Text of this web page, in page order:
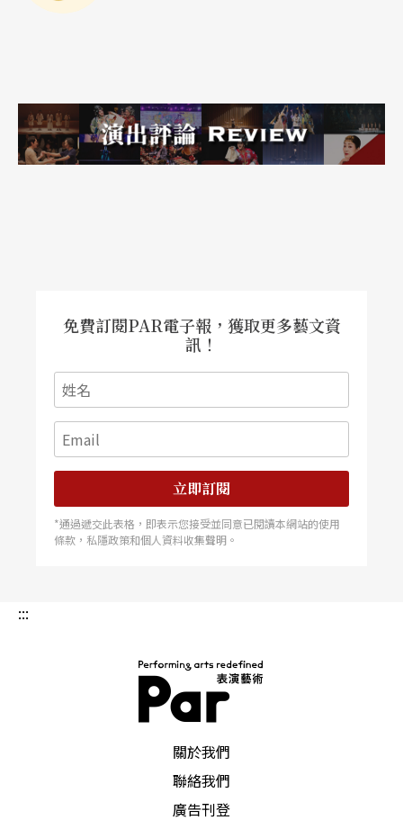
電視台菜鳥PD的成長故事《製作人》，揭露綜藝節
目製作的甘苦辛酸，題材新穎，但劇情對業外人士
《我的鄰居是EXO》、《指定你》就是專門針對網
路播出設計的劇集。《我的鄰居是EXO》是Naver的
自製節目，同時在九個國家播出，點擊率很快就突
破一千萬。未來的戲劇節目，將會愈來愈依賴點播
平台，網路劇將成為主流，會有更多專門的人才與
免費訂閱PAR電子報，獲取更多藝文資
訊！
立即訂閱
*通過遞交此表格，即表示您接受並同意已閱讀本網站的使用
條款，私隱政策和個人資料收集聲明。
:::
關於我們
聯絡我們
廣告刊登